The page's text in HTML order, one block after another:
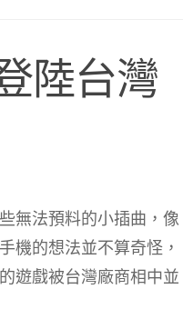
陸台灣
無法預料的小插曲，像
機的想法並不算奇怪，
遊戲被台灣廠商相中並